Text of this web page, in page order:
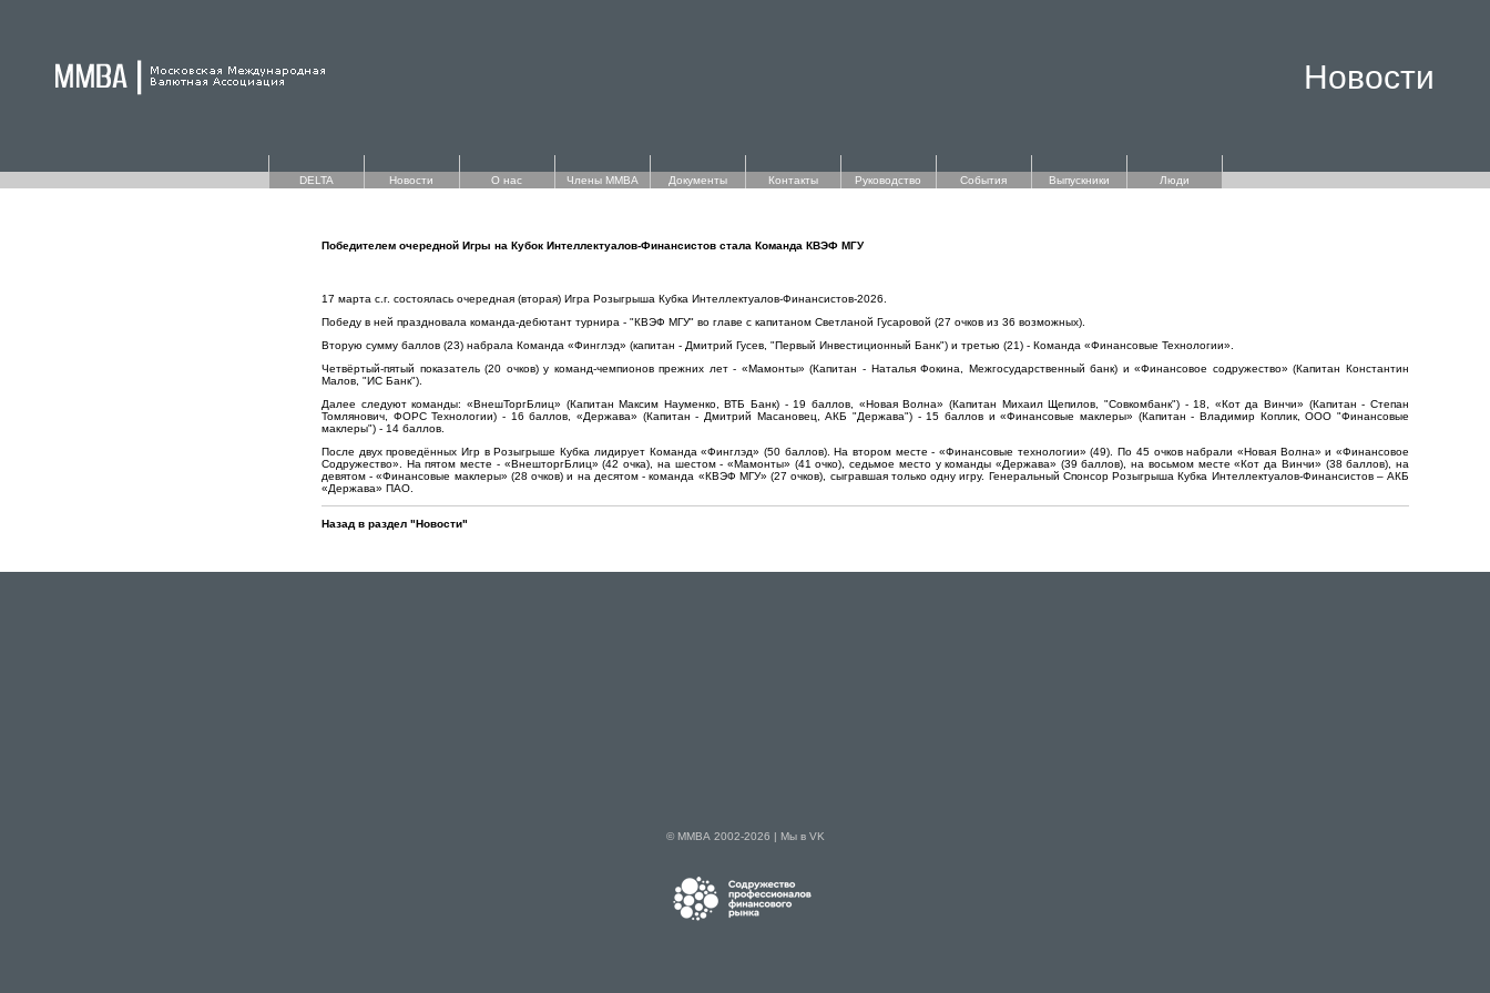
Новости
DELTA Новости О нас Члены ММВА Документы Контакты Руководство События Выпускники Люди
Победителем очередной Игры на Кубок Интеллектуалов-Финансистов стала Команда КВЭФ МГУ
17 марта с.г. состоялась очередная (вторая) Игра Розыгрыша Кубка Интеллектуалов-Финансистов-2026.
Победу в ней праздновала команда-дебютант турнира - "КВЭФ МГУ" во главе с капитаном Светланой Гусаровой (27 очков из 36 возможных).
Вторую сумму баллов (23) набрала Команда «Финглэд» (капитан - Дмитрий Гусев, "Первый Инвестиционный Банк") и третью (21) - Команда «Финансовые Технологии».
Четвёртый-пятый показатель (20 очков) у команд-чемпионов прежних лет - «Мамонты» (Капитан - Наталья Фокина, Межгосударственный банк) и «Финансовое содружество» (Капитан Константин
Малов, "ИС Банк").
Далее следуют команды: «ВнешТоргБлиц» (Капитан Максим Науменко, ВТБ Банк) - 19 баллов, «Новая Волна» (Капитан Михаил Щепилов, "Совкомбанк") - 18, «Кот да Винчи» (Капитан - Степан
Томлянович, ФОРС Технологии) - 16 баллов, «Держава» (Капитан - Дмитрий Масановец, АКБ "Держава") - 15 баллов и «Финансовые маклеры» (Капитан - Владимир Коплик, ООО "Финансовые
маклеры") - 14 баллов.
После двух проведённых Игр в Розыгрыше Кубка лидирует Команда «Финглэд» (50 баллов). На втором месте - «Финансовые технологии» (49). По 45 очков набрали «Новая Волна» и «Финансовое
Содружество». На пятом месте - «ВнешторгБлиц» (42 очка), на шестом - «Мамонты» (41 очко), седьмое место у команды «Держава» (39 баллов), на восьмом месте «Кот да Винчи» (38 баллов), на
девятом - «Финансовые маклеры» (28 очков) и на десятом - команда «КВЭФ МГУ» (27 очков), сыгравшая только одну игру. Генеральный Спонсор Розыгрыша Кубка Интеллектуалов-Финансистов – АКБ
«Держава» ПАО.
Назад в раздел "Новости"
© ММВА 2002-2026 | Мы в VK